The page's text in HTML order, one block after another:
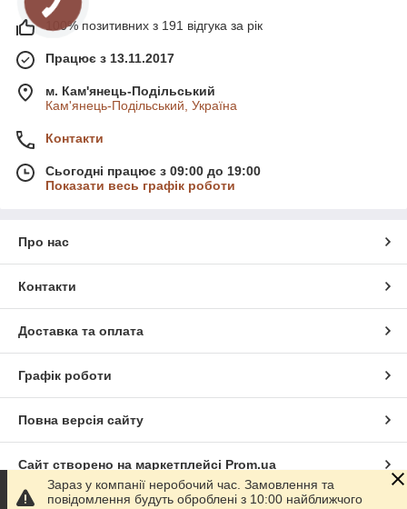
100% позитивних з 191 відгука за рік
Працює з 13.11.2017
м. Кам'янець-Подільський
Кам'янець-Подільський, Україна
Контакти
Сьогодні працює з 09:00 до 19:00
Показати весь графік роботи
Про нас
Контакти
Доставка та оплата
Графік роботи
Повна версія сайту
Сайт створено на маркетплейсі Prom.ua
Зараз у компанії неробочий час. Замовлення та
повідомлення будуть оброблені з 10:00 найближчого